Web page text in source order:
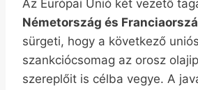
Az Európai Unió két vezető
Németország és
sürgeti, hogy a következő uniós
szankciócsomag az orosz
szereplőit is célba vegye. A